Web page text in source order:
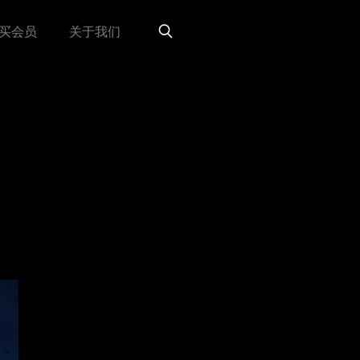
会员 关于我们